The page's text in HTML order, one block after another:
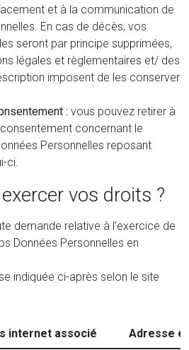
et à la communication de
En cas de décès, vos
seront par principe supprimées,
légales et règlementaires et/ des
imposent de les conserver
: vous pouvez retirer à
concernant le
Personnelles reposant
ci.
vos droits ?
demande relative à l’exercice de
Données Personnelles en
indiquée ci-après selon le site
internet associé Adresse